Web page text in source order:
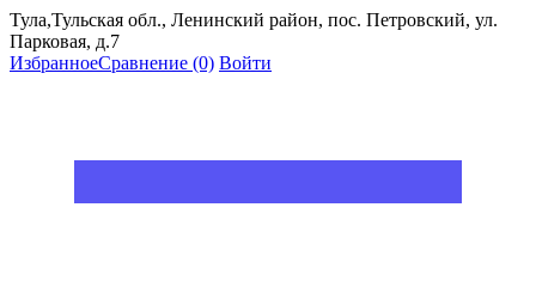
Тула,Тульская обл., Ленинский район, пос. Петровский, ул.
Парковая, д.7
ИзбранноеСравнение (0) Войти